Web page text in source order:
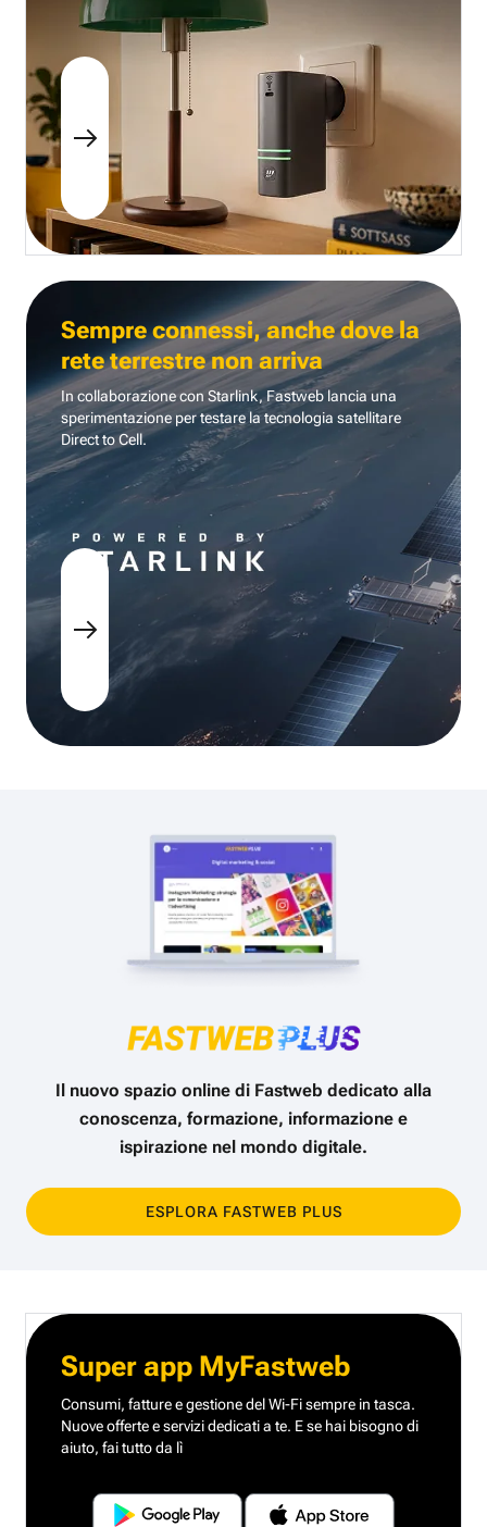
Sempre connessi, anche dove la
rete terrestre non arriva
In collaborazione con Starlink, Fastweb lancia una
sperimentazione per testare la tecnologia satellitare
Direct to Cell.
Il nuovo spazio online di Fastweb dedicato alla
conoscenza, formazione, informazione e
ispirazione nel mondo digitale.
ESPLORA FASTWEB PLUS
Super app MyFastweb
Consumi, fatture e gestione del Wi-Fi sempre in tasca.
Nuove offerte e servizi dedicati a te. E se hai bisogno di
aiuto, fai tutto da lì